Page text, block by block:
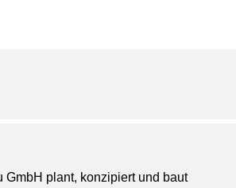
GmbH plant, konzipiert und baut